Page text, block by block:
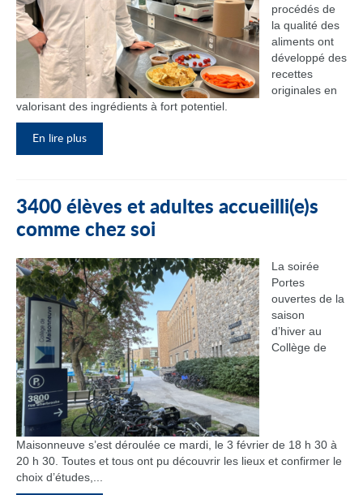
procédés de
la qualité des
aliments ont
développé des
recettes
originales en
valorisant des ingrédients à fort potentiel.
En lire plus
3400 élèves et adultes accueilli(e)s
comme chez soi
La soirée
Portes
ouvertes de la
saison
d’hiver au
Collège de
Maisonneuve s’est déroulée ce mardi, le 3 février de 18 h 30 à
20 h 30. Toutes et tous ont pu découvrir les lieux et confirmer le
choix d’études,...